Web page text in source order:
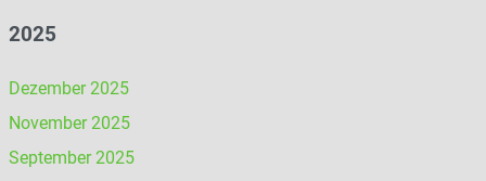
2025
Dezember 2025
November 2025
September 2025